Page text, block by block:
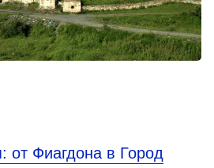
от Фиагдона в Город